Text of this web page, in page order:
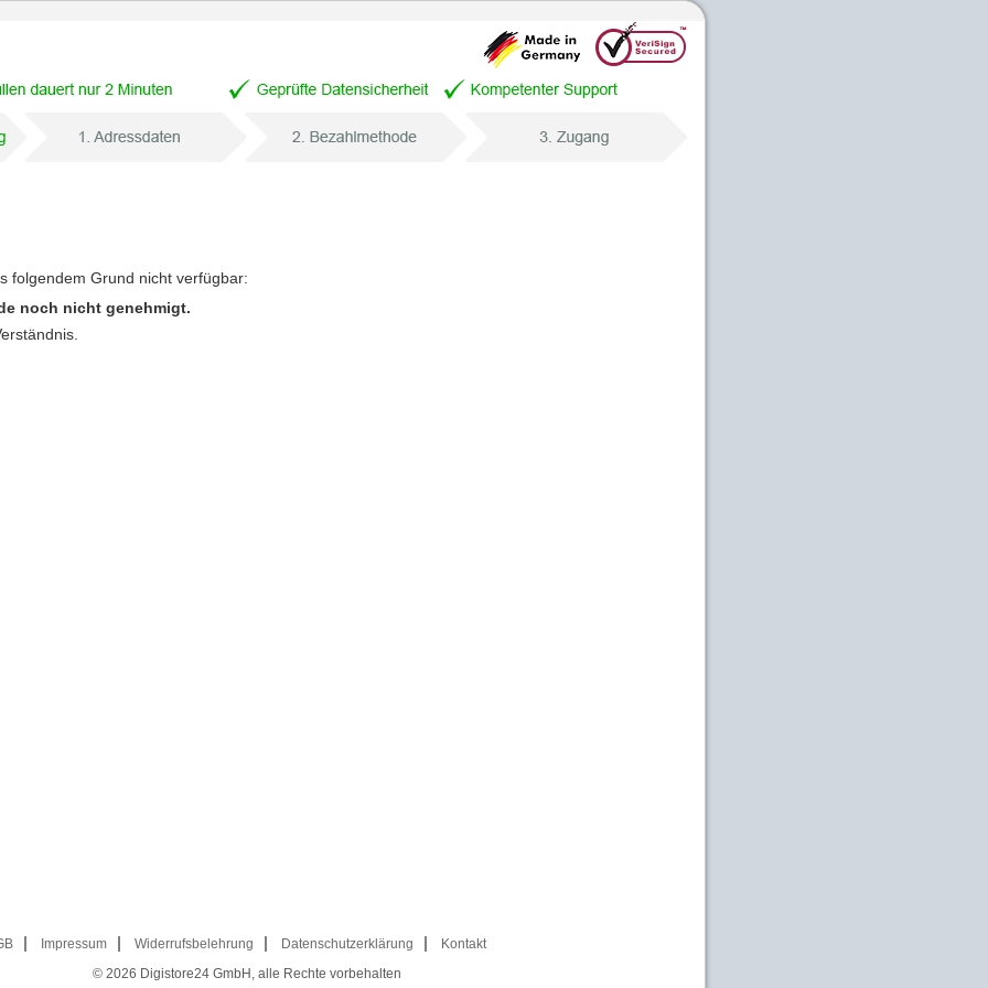
folgendem Grund nicht verfügbar:
noch nicht genehmigt.
Impressum Widerrufsbelehrung Datenschutzerklärung
Kontakt
© 2026 Digistore24 GmbH, alle Rechte vorbehalten